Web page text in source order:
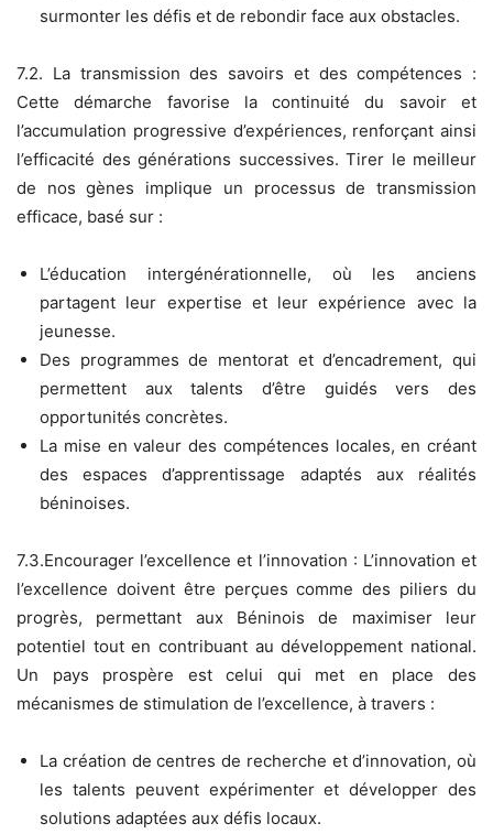
surmonter les défis et de rebondir face aux obstacles.
7.2. La transmission des savoirs et des compétences :
Cette démarche favorise la continuité du savoir et
l’accumulation progressive d’expériences, renforçant ainsi
l’efficacité des générations successives. Tirer le meilleur
de nos gènes implique un processus de transmission
efficace, basé sur :
L’éducation intergénérationnelle, où les anciens
partagent leur expertise et leur expérience avec la
jeunesse.
Des programmes de mentorat et d’encadrement, qui
permettent aux talents d’être guidés vers des
opportunités concrètes.
La mise en valeur des compétences locales, en créant
des espaces d’apprentissage adaptés aux réalités
béninoises.
7.3.Encourager l’excellence et l’innovation : L’innovation et
l’excellence doivent être perçues comme des piliers du
progrès, permettant aux Béninois de maximiser leur
potentiel tout en contribuant au développement national.
Un pays prospère est celui qui met en place des
mécanismes de stimulation de l’excellence, à travers :
La création de centres de recherche et d’innovation, où
les talents peuvent expérimenter et développer des
solutions adaptées aux défis locaux.